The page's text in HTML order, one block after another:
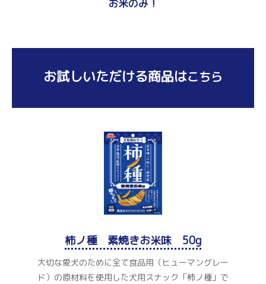
お米のみ！
お試しいただける商品はこちら
柿ノ種 素焼きお米味 50g
大切な愛犬のために全て食品用（ヒューマングレー
ド）の原材料を使用した犬用スナック「柿ノ種」で